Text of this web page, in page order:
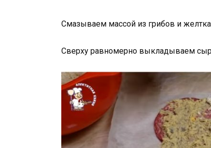
Смазываем массой из грибов и
Сверху равномерно выкладываем